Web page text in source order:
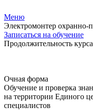
Меню
Электромонтер охранно-
Записаться на обучение
Продолжительность
Очная форма
Обучение и проверка
на территории Единого
специалистов